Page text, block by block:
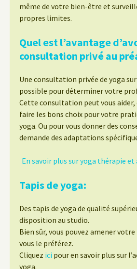
même de votre bien-être et
propres limites.
Quel est l’avantage
consultation privé au
Une consultation privée de yoga
possible pour déterminer votre
Cette consultation peut vous aider,
faire les bons choix pour votre
yoga. Ou pour vous donner des
demande des adaptations
En savoir plus sur yoga thérapie
Tapis de yoga:
Des tapis de yoga de qualité
disposition au studio.
Bien sûr, vous pouvez amener
vous le préférez.
Cliquez ici pour en savoir plus sur
yoga.